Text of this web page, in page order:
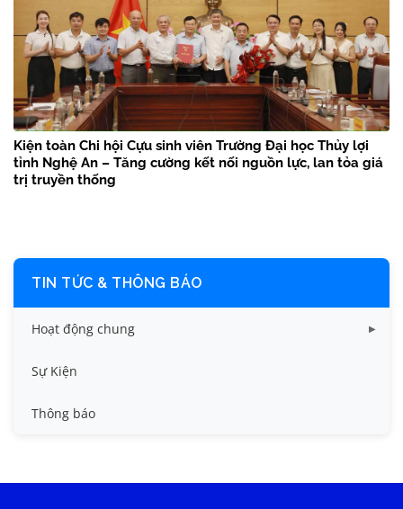
Kiện toàn Chi hội Cựu sinh viên Trường Đại học Thủy lợi
tỉnh Nghệ An – Tăng cường kết nối nguồn lực, lan tỏa giá
trị truyền thống
TIN TỨC & THÔNG BÁO
Hoạt động chung
Tin công tác sinh viên
Tin đào tạo
Tin tức chung
Sự Kiện
Thông báo